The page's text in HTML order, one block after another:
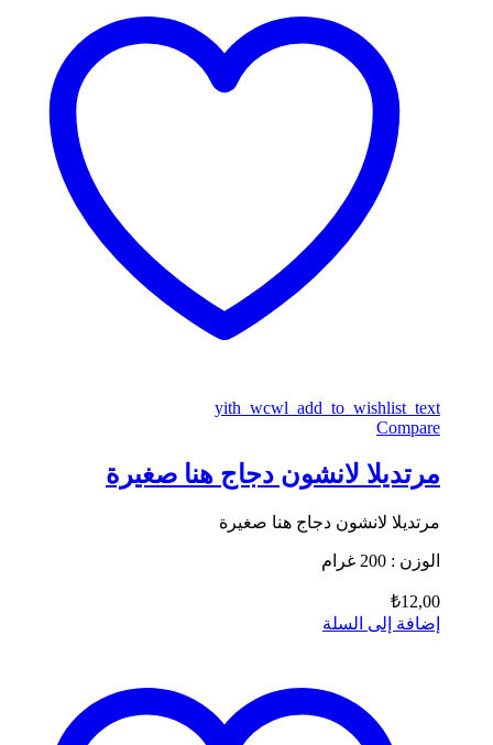
yith_wcwl_add_to_wishlist_text
Compare
مرتديلا لانشون دجاج هنا صغيرة
مرتديلا لانشون دجاج هنا صغيرة
الوزن : 200 غرام
₺12,00
إضافة إلى السلة